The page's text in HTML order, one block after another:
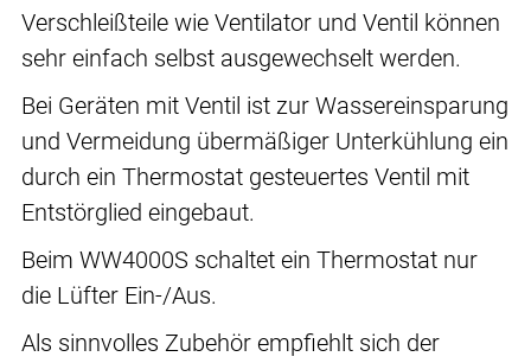
Verschleißteile wie Ventilator und Ventil können
sehr einfach selbst ausgewechselt werden.
Bei Geräten mit Ventil ist zur Wassereinsparung
und Vermeidung übermäßiger Unterkühlung ein
durch ein Thermostat gesteuertes Ventil mit
Entstörglied eingebaut.
Beim WW4000S schaltet ein Thermostat nur
die Lüfter Ein-/Aus.
Als sinnvolles Zubehör empfiehlt sich der